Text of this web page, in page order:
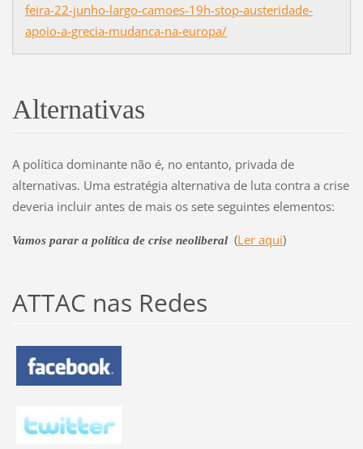
feira-22-junho-largo-camoes-19h-stop-austeridade-
apoio-a-grecia-mudanca-na-europa/
Alternativas
A política dominante não é, no entanto, privada de
alternativas. Uma estratégia alternativa de luta contra a crise
deveria incluir antes de mais os sete seguintes elementos:
Vamos parar a política de crise neoliberal (Ler aqui)
ATTAC nas Redes